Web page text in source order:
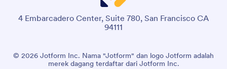
4 Embarcadero Center, Suite 780, San Francisco CA
94111
© 2026 Jotform Inc. Nama "Jotform" dan logo Jotform adalah
merek dagang terdaftar dari Jotform Inc.